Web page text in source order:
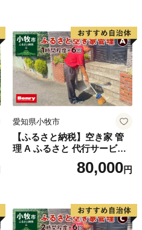
き小牧味岡店 愛知県 小牧市
愛知県小牧市
【ふるさと納税】空き家 管
理 A ふるさと 代行サービス
1時間 程度 × 6回 建物 外部
状況 確認 2ヶ月に1回 雨漏り
ック チラシ 回収 廃棄 提案
助言 愛知県 小牧市
80,000円